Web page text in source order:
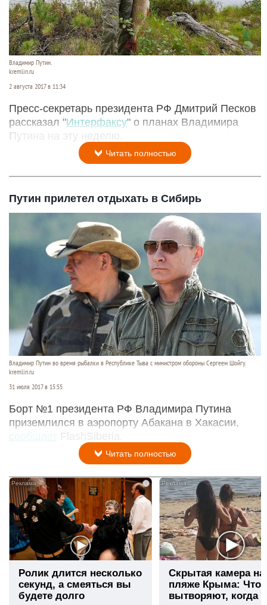
Владимир Путин.
kremlin.ru
2 августа 2017 в 11:34
Пресс-секретарь президента РФ Дмитрий Песков
рассказал "Интерфаксу" о планах Владимира
Путина на эту неделю.
Читать полностью
Путин прилетел отдыхать в Сибирь
Владимир Путин во время рыбалки в Республике Тыва с министром обороны Сергеем Шойгу.
kremlin.ru
31 июля 2017 в 15:55
Борт №1 президента РФ Владимира Путина
приземлился в аэропорту Абакана в Хакасии,
сообщает
FlashSiberia.
Читать полностью
Ролик длится несколько
секунд, а смеяться вы
будете долго
Скрытая камера на
пляже Крыма: Что
вытворяют, когда